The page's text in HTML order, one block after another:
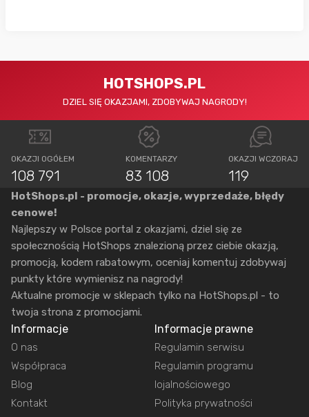
HOTSHOPS.PL
DZIEL SIĘ OKAZJAMI, ZDOBYWAJ NAGRODY!
OKAZJI OGÓŁEM
108 791
KOMENTARZY
83 108
OKAZJI WCZORAJ
119
HotShops.pl - promocje, okazje, wyprzedaże, błędy
cenowe!
Najlepszy w Polsce portal z okazjami, dziel się ze
społecznością HotShops znalezioną przez ciebie okazją,
promocją, kodem rabatowym, oceniaj komentuj zdobywaj
punkty które wymienisz na nagrody!
Aktualne promocje w sklepach tylko na HotShops.pl - to
twoja strona z promocjami.
Informacje
O nas
Współpraca
Blog
Kontakt
Informacje prawne
Regulamin serwisu
Regulamin programu
lojalnościowego
Polityka prywatności